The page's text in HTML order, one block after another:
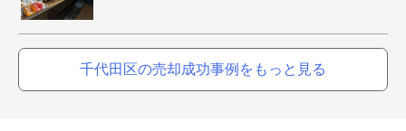
千代田区の売却成功事例をもっと見る